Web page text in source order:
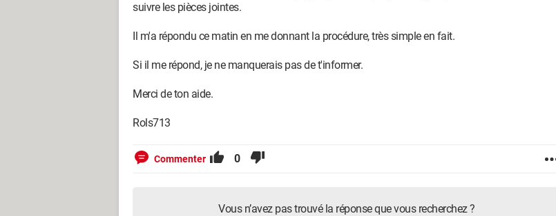
suivre les pièces jointes.
Il m'a répondu ce matin en me donnant la procédure, très simple en fait.
Si il me répond, je ne manquerais pas de t'informer.
Merci de ton aide.
Rols713
Commenter 0
Vous n’avez pas trouvé la réponse que vous recherchez ?